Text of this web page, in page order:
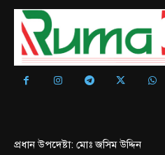
প্রধান উপদেষ্টা: মোঃ জসিম উদ্দিন